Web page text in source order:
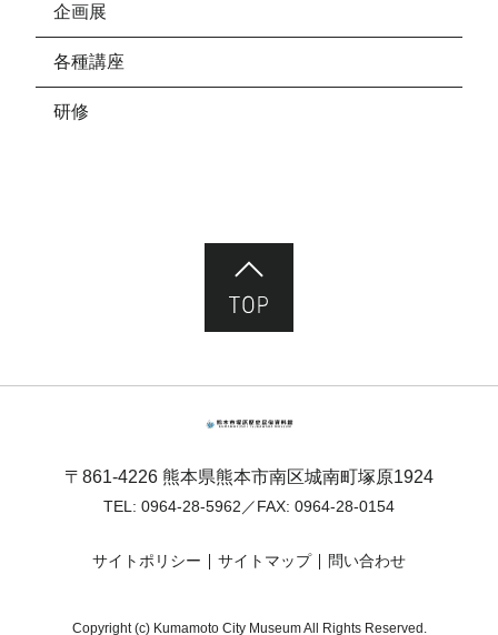
企画展
各種講座
研修
〒861-4226 熊本県熊本市南区城南町塚原1924
TEL: 0964-28-5962 ／FAX: 0964-28-0154
サイトポリシー サイトマップ 問い合わせ
Copyright (c) Kumamoto City Museum All Rights Reserved.